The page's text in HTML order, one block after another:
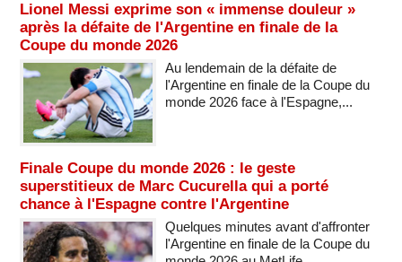
Lionel Messi exprime son « immense douleur »
après la défaite de l'Argentine en finale de la
Coupe du monde 2026
Au lendemain de la défaite de
l'Argentine en finale de la Coupe du
monde 2026 face à l'Espagne,...
Finale Coupe du monde 2026 : le geste
superstitieux de Marc Cucurella qui a porté
chance à l'Espagne contre l'Argentine
Quelques minutes avant d'affronter
l'Argentine en finale de la Coupe du